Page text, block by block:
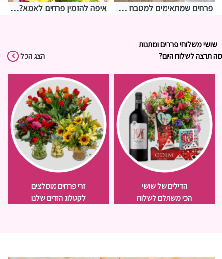
פרחים שמתאימים למטבח – איך לבחור משהו שמחזיק מעמד בתנאים מאתגרים איפה להזמין פרחים לאמא? אצלנו בחנות שושי רגעים של פרחים
שושי משלוחי פרחים ומתנות
מה תרצה לשלוח היום?
הצג הכל
הדילים של שושי
הכי משתלם לשלוח
זרי פרחים מומלצים
לקטלוג הזרים שלנו